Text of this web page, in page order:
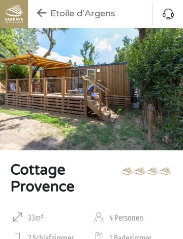
Etoile d'Argens
Cottage
Provence
33m² 4 Personen